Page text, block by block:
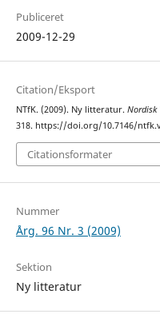
Publiceret
2009-12-29
Citation/Eksport
NTfK. (2009). Ny litteratur. Nordisk
318. https://doi.org/10.7146/
Citationsformater
Nummer
Årg. 96 Nr. 3 (2009)
Sektion
Ny litteratur